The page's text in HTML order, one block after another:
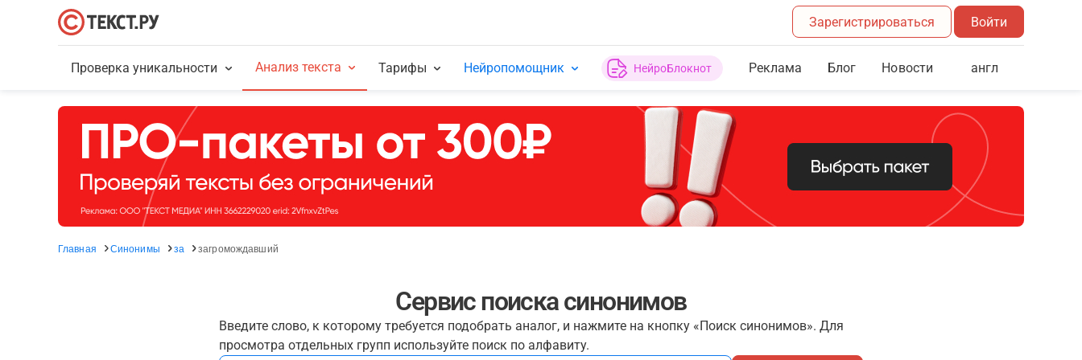
Зарегистрироваться Войти
Проверка уникальности Анализ текста Тарифы Нейропомощник НейроБлокнот Реклама Блог Новости англ
Главная Синонимы за загромождавший
Сервис поиска синонимов
Введите слово, к которому требуется подобрать аналог, и нажмите на кнопку «Поиск синонимов». Для
просмотра отдельных групп используйте поиск по алфавиту.